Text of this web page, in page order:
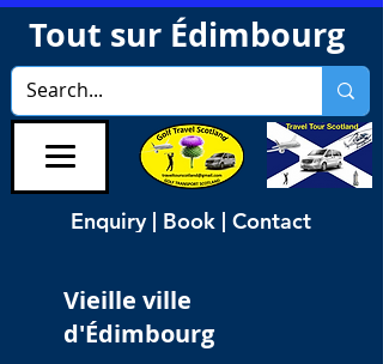
Tout sur Édimbourg
Enquiry | Book | Contact
Vieille ville
d'Édimbourg